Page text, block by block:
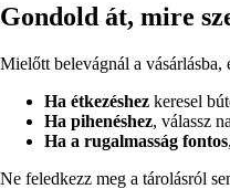
Gondold át, mire
Mielőtt belevágnál a
Ha étkezéshez keresel
Ha pihenéshez, válassz
Ha a rugalmasság fontos
Ne feledkezz meg a tárolásról